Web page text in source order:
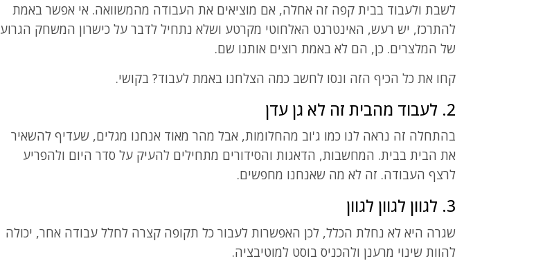
לשבת ולעבוד בבית קפה זה אחלה, אם מוציאים את העבודה מהמשוואה. אי אפשר באמת
להתרכז, יש רעש, האינטרנט האלחוטי מקרטע ושלא נתחיל לדבר על כישרון המשחק הגרוע
של המלצרים. כן, הם לא באמת רוצים אותנו שם.
קחו את כל הכיף הזה ונסו לחשב כמה הצלחנו באמת לעבוד? בקושי.
2. לעבוד מהבית זה לא גן עדן
בהתחלה זה נראה לנו כמו ג'וב מהחלומות, אבל מהר מאוד אנחנו מגלים, שעדיף להשאיר
את הבית בבית. המחשבות, הדאגות והסידורים מתחילים להעיק על סדר היום ולהפריע
לרצף העבודה. זה לא מה שאנחנו מחפשים.
3. לגוון לגוון לגוון
שגרה היא לא נחלת הכלל, לכן האפשרות לעבור כל תקופה קצרה לחלל עבודה אחר, יכולה
להוות שינוי מרענן ולהכניס בוסט למוטיבציה.